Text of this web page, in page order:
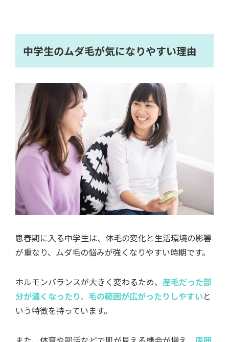
中学生のムダ毛が気になりやすい理由
思春期に入る中学生は、体毛の変化と生活環境の影響
が重なり、ムダ毛の悩みが強くなりやすい時期です。
ホルモンバランスが大きく変わるため、 産毛だった部
分が濃くなったり、毛の範囲が広がったりしやすいと
いう特徴を持っています。